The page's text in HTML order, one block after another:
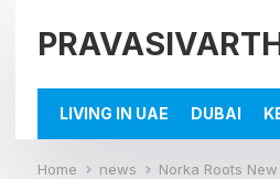
LIVING IN UAE DUBAI
Home news Norka Roots New